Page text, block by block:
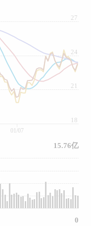
18
24
21
27
01/07
15.76亿
0